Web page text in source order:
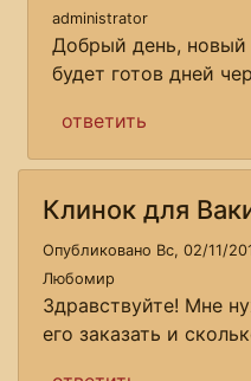
administrator
Добрый день, новый
будет готов дней
ответить
Клинок для
Опубликовано Вс, 02/11/
Любомир
Здравствуйте! Мне
его заказать и